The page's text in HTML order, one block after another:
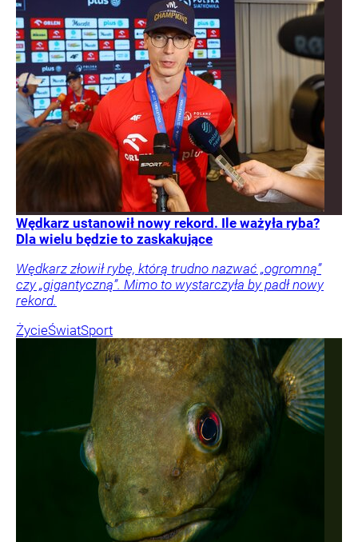
Wędkarz ustanowił nowy rekord. Ile ważyła ryba?
Dla wielu będzie to zaskakujące
Wędkarz złowił rybę, którą trudno nazwać „ogromną”
czy „gigantyczną”. Mimo to wystarczyła by padł nowy
rekord.
ŻycieŚwiatSport